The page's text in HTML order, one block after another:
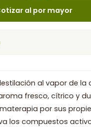
al por mayor
al vapor de
fresco, cítrico y
por sus
los compuestos